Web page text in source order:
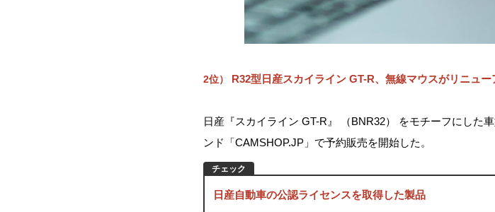
2位） R32型日産スカイライン GT-R、無線マウスがリニュ
日産『スカイライン GT-R』 （BNR32） をモチーフにした
ンド「CAMSHOP.JP」で予約販売を開始した。
日産自動車の公認ライセンスを取得した製品